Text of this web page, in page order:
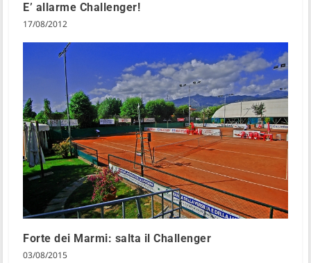
E’ allarme Challenger!
17/08/2012
Forte dei Marmi: salta il Challenger
03/08/2015